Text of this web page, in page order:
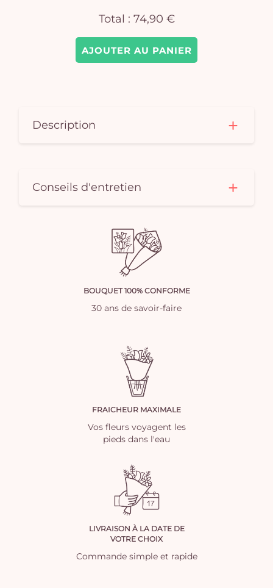
AJOUTER AU PANIER
Total : 74,90 €
Description
Conseils d'entretien
BOUQUET 100% CONFORME
30 ans de savoir-faire
FRAICHEUR MAXIMALE
Vos fleurs voyagent les
pieds dans l'eau
LIVRAISON À LA DATE DE
VOTRE CHOIX
Commande simple et rapide